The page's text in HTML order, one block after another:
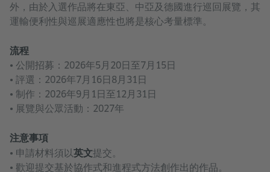
外，由於入選作品將在東亞、中亞及德國進行巡回展覽，其
運輸便利性與巡展適應性也將是核心考量標準。
流程
• 公開招募：2026年5月20日至7月15日
• 評選：2026年7月16日8月31日
• 制作：2026年9月1日至12月31日
• 展覽與公眾活動：2027年
注意事項
• 申請材料須以英文提交。
• 歡迎提交基於協作式和進程式方法創作出的作品。